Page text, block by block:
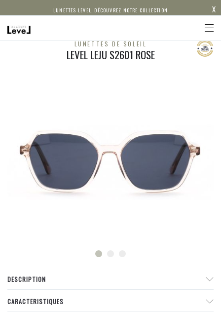
LUNETTES LEVEL, DÉCOUVREZ NOTRE COLLECTION X
LUNETTES DE SOLEIL
LEVEL LEJU S2601 ROSE
DESCRIPTION
CARACTERISTIQUES